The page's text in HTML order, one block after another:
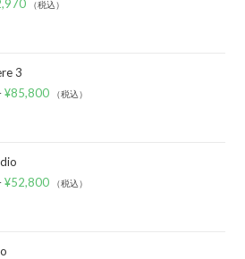
（税込）
3
¥85,800 （税込）
¥52,800 （税込）